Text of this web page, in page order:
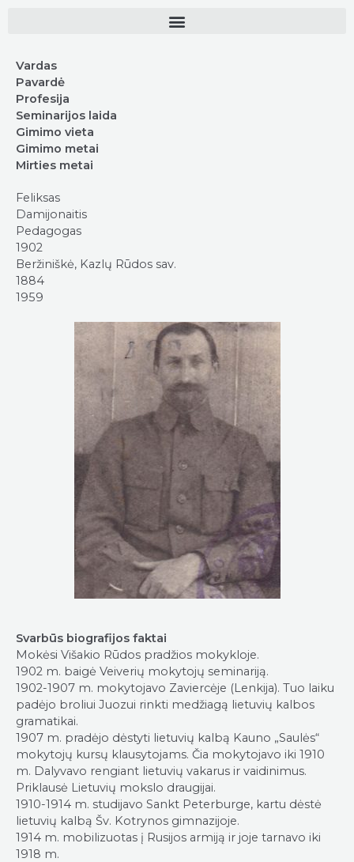
Vardas
Pavardė
Profesija
Seminarijos laida
Gimimo vieta
Gimimo metai
Mirties metai
Feliksas
Damijonaitis
Pedagogas
1902
Beržiniškė, Kazlų Rūdos sav.
1884
1959
Svarbūs biografijos faktai
Mokėsi Višakio Rūdos pradžios mokykloje.
1902 m. baigė Veiverių mokytojų seminariją.
1902-1907 m. mokytojavo Zaviercėje (Lenkija). Tuo laiku
padėjo broliui Juozui rinkti medžiagą lietuvių kalbos
gramatikai.
1907 m. pradėjo dėstyti lietuvių kalbą Kauno „Saulės“
mokytojų kursų klausytojams. Čia mokytojavo iki 1910
m. Dalyvavo rengiant lietuvių vakarus ir vaidinimus.
Priklausė Lietuvių mokslo draugijai.
1910-1914 m. studijavo Sankt Peterburge, kartu dėstė
lietuvių kalbą Šv. Kotrynos gimnazijoje.
1914 m. mobilizuotas į Rusijos armiją ir joje tarnavo iki
1918 m.